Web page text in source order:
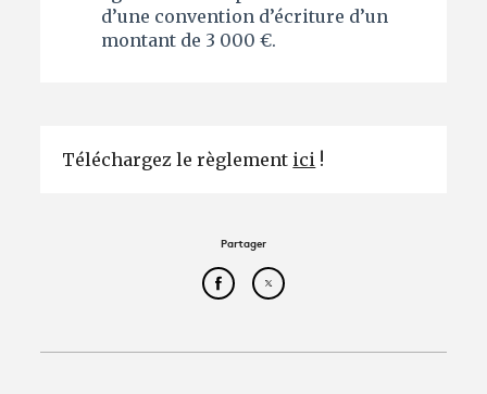
d’une convention d’écriture d’un
montant de 3 000 €.
Téléchargez le règlement ici !
Partager
Partager cet article sur
Partager cet article sur